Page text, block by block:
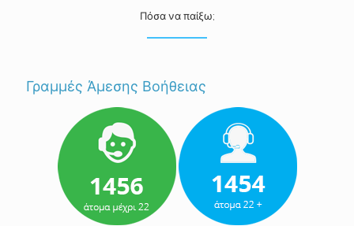
Πόσα να παίξω;
Γραμμές Άμεσης Βοήθειας